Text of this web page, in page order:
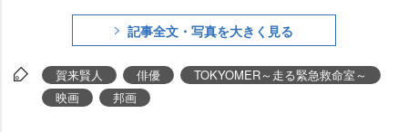
2作目となる『TOKYO MER～走
る緊急救命室～南海ミッション』
(8月1日公開)の完成披露報告会が1
0日に都内で開催された。
記事全文・写真を大きく見る
賀来賢人 俳優
TOKYOMER～走る緊急救命室～
映画
邦画